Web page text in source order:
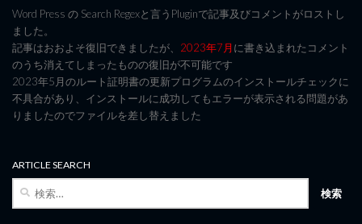
Word Press の Search Regexと言うPluginで記事及びコメントがロストし
ました。
記事はおおよそ復旧できましたが、 2023年7月に書き込まれたコメント
のうち消えてしまったものの復旧が不可能です
2023年5月のルート証明書の更新プログラムのインストールチェックに
不具合があり、インストールに成功してもエラーが表示される問題があ
りましたのでファイルを差し替えました
ARTICLE SEARCH
検